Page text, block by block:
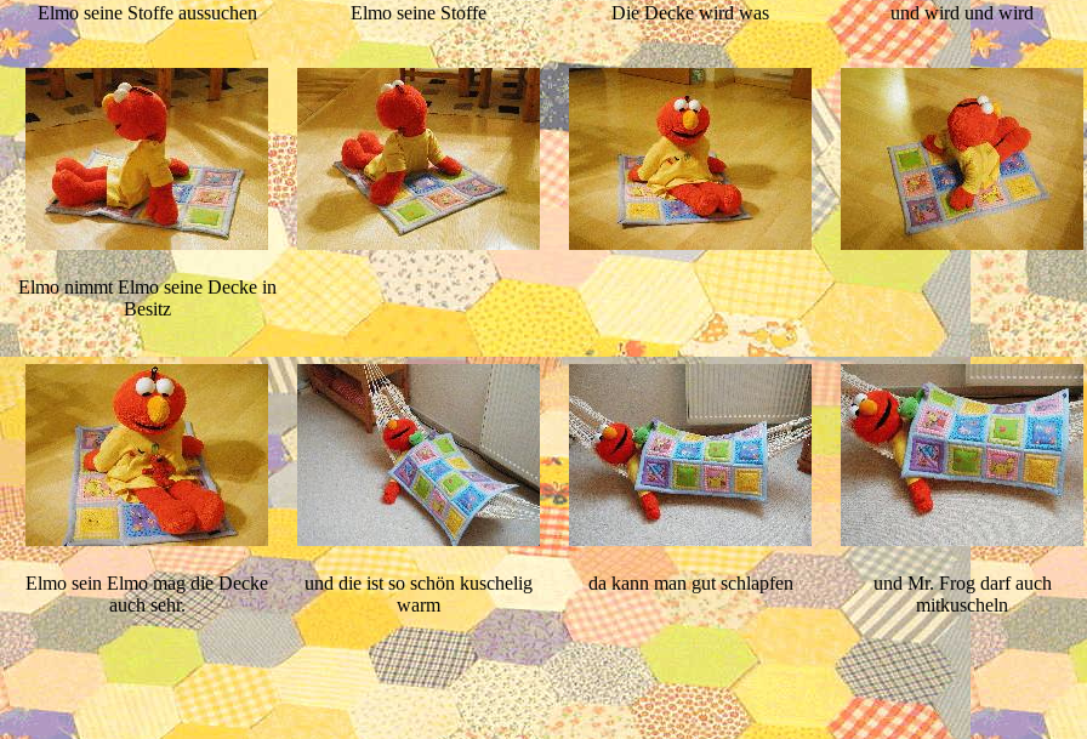
Elmo seine Stoffe aussuchen Elmo seine Stoffe Die Decke wird was und wird und wird
Elmo nimmt Elmo seine Decke in
Besitz
Elmo sein Elmo mag die Decke
auch sehr.
und die ist so schön kuschelig
warm
da kann man gut schlapfen
und Mr. Frog darf auch
mitkuscheln